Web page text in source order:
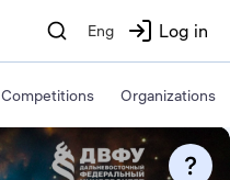
Eng Log in
Competitions Organizations